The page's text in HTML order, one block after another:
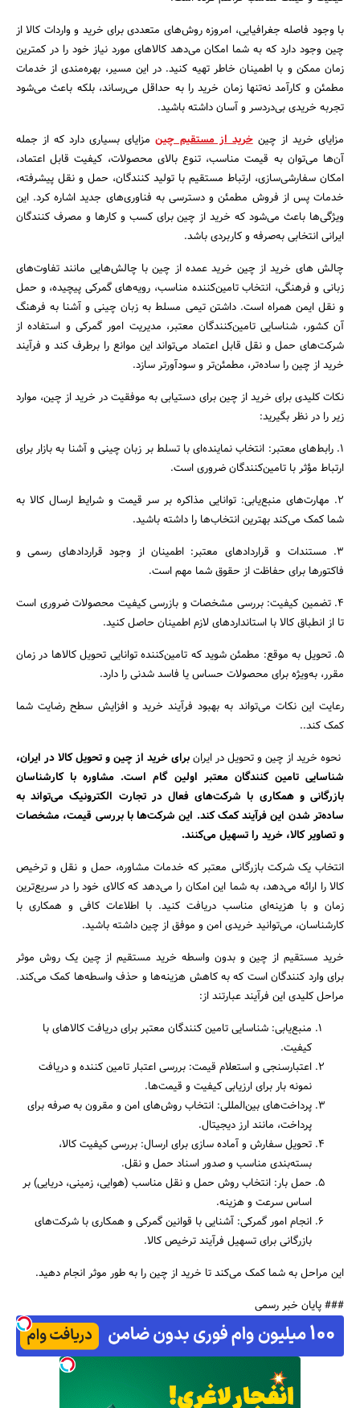
جستجو
با وجود فاصله جغرافیایی، امروزه روش‌های متعددی برای خرید و واردات کالا از
چین وجود دارد که به شما امکان می‌دهد کالاهای مورد نیاز خود را در کمترین
زمان ممکن و با اطمینان خاطر تهیه کنید. در این مسیر، بهره‌مندی از خدمات
مطمئن و کارآمد نه‌تنها زمان خرید را به حداقل می‌رساند، بلکه باعث می‌شود
تجربه خریدی بی‌دردسر و آسان داشته باشید.
مزایای خرید از چینخرید از مستقیم چینمزایای بسیاری دارد که از جمله
آن‌ها می‌توان به قیمت مناسب، تنوع بالای محصولات، کیفیت قابل اعتماد،
امکان سفارشی‌سازی، ارتباط مستقیم با تولید کنندگان، حمل ‌و نقل پیشرفته،
خدمات پس از فروش مطمئن و دسترسی به فناوری‌های جدید اشاره کرد. این
ویژگی‌ها باعث می‌شود که خرید از چین برای کسب‌ و کارها و مصرف ‌کنندگان
ایرانی انتخابی به‌صرفه و کاربردی باشد.
چالش های خرید از چین خرید عمده از چین با چالش‌هایی مانند تفاوت‌های
زبانی و فرهنگی، انتخاب تامین‌کننده مناسب، رویه‌های گمرکی پیچیده، و حمل‌
و نقل ایمن همراه است. داشتن تیمی مسلط به زبان چینی و آشنا به فرهنگ
آن کشور، شناسایی تامین‌کنندگان معتبر، مدیریت امور گمرکی و استفاده از
شرکت‌های حمل‌ و نقل قابل اعتماد می‌تواند این موانع را برطرف کند و فرآیند
خرید از چین را ساده‌تر، مطمئن‌تر و سودآورتر سازد.
نکات کلیدی برای خرید از چین برای دستیابی به موفقیت در خرید از چین، موارد
زیر را در نظر بگیرید:
1. رابط‌های معتبر: انتخاب نماینده‌ای با تسلط بر زبان چینی و آشنا به بازار برای
ارتباط مؤثر با تامین‌کنندگان ضروری است.
2. مهارت‌های منبع‌یابی: توانایی مذاکره بر سر قیمت و شرایط ارسال کالا به
شما کمک می‌کند بهترین انتخاب‌ها را داشته باشید.
3. مستندات و قراردادهای معتبر: اطمینان از وجود قراردادهای رسمی و
فاکتورها برای حفاظت از حقوق شما مهم است.
4. تضمین کیفیت: بررسی مشخصات و بازرسی کیفیت محصولات ضروری است
تا از انطباق کالا با استانداردهای لازم اطمینان حاصل کنید.
5. تحویل به ‌موقع: مطمئن شوید که تامین‌کننده توانایی تحویل کالاها در زمان
مقرر، به‌ویژه برای محصولات حساس یا فاسد شدنی را دارد.
رعایت این نکات می‌تواند به بهبود فرآیند خرید و افزایش سطح رضایت شما
کمک کند..
نحوه خرید از چین و تحویل در ایرانبرای خرید از چین و تحویل کالا در ایران،
شناسایی تامین ‌کنندگان معتبر اولین گام است. مشاوره با کارشناسان
بازرگانی و همکاری با شرکت‌های فعال در تجارت الکترونیک می‌تواند به
ساده‌تر شدن این فرآیند کمک کند. این شرکت‌ها با بررسی قیمت، مشخصات
و تصاویر کالا، خرید را تسهیل می‌کنند.
انتخاب یک شرکت بازرگانی معتبر که خدمات مشاوره، حمل‌ و نقل و ترخیص
کالا را ارائه می‌دهد، به شما این امکان را می‌دهد که کالای خود را در سریع‌ترین
زمان و با هزینه‌ای مناسب دریافت کنید. با اطلاعات کافی و همکاری با
کارشناسان، می‌توانید خریدی امن و موفق از چین داشته باشید.
خرید مستقیم از چین و بدون واسطه خرید مستقیم از چین یک روش موثر
برای وارد کنندگان است که به کاهش هزینه‌ها و حذف واسطه‌ها کمک می‌کند.
مراحل کلیدی این فرآیند عبارتند از:
منبع‌یابی: شناسایی تامین‌ کنندگان معتبر برای دریافت کالاهای با
کیفیت.
اعتبارسنجی و استعلام قیمت: بررسی اعتبار تامین‌ کننده و دریافت
نمونه بار برای ارزیابی کیفیت و قیمت‌ها.
پرداخت‌های بین‌المللی: انتخاب روش‌های امن و مقرون به صرفه برای
پرداخت، مانند ارز دیجیتال.
تحویل سفارش و آماده‌ سازی برای ارسال: بررسی کیفیت کالا،
بسته‌بندی مناسب و صدور اسناد حمل و نقل.
حمل بار: انتخاب روش حمل و نقل مناسب (هوایی، زمینی، دریایی) بر
اساس سرعت و هزینه.
انجام امور گمرکی: آشنایی با قوانین گمرکی و همکاری با شرکت‌های
بازرگانی برای تسهیل فرآیند ترخیص کالا.
این مراحل به شما کمک می‌کند تا خرید از چین را به‌ طور موثر انجام دهید.
### پایان خبر رسمی